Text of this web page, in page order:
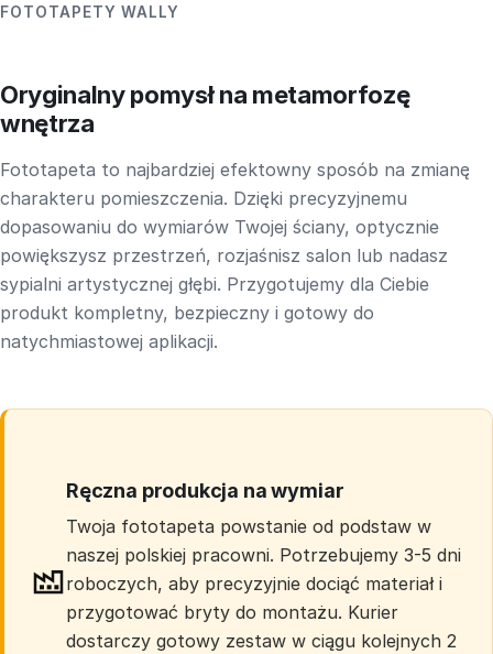
FOTOTAPETY WALLY
Oryginalny pomysł na metamorfozę
wnętrza
Fototapeta to najbardziej efektowny sposób na zmianę
charakteru pomieszczenia. Dzięki precyzyjnemu
dopasowaniu do wymiarów Twojej ściany, optycznie
powiększysz przestrzeń, rozjaśnisz salon lub nadasz
sypialni artystycznej głębi. Przygotujemy dla Ciebie
produkt kompletny, bezpieczny i gotowy do
natychmiastowej aplikacji.
Ręczna produkcja na wymiar
Twoja fototapeta powstanie od podstaw w
naszej polskiej pracowni. Potrzebujemy 3-5 dni
roboczych, aby precyzyjnie dociąć materiał i
przygotować bryty do montażu. Kurier
dostarczy gotowy zestaw w ciągu kolejnych 2